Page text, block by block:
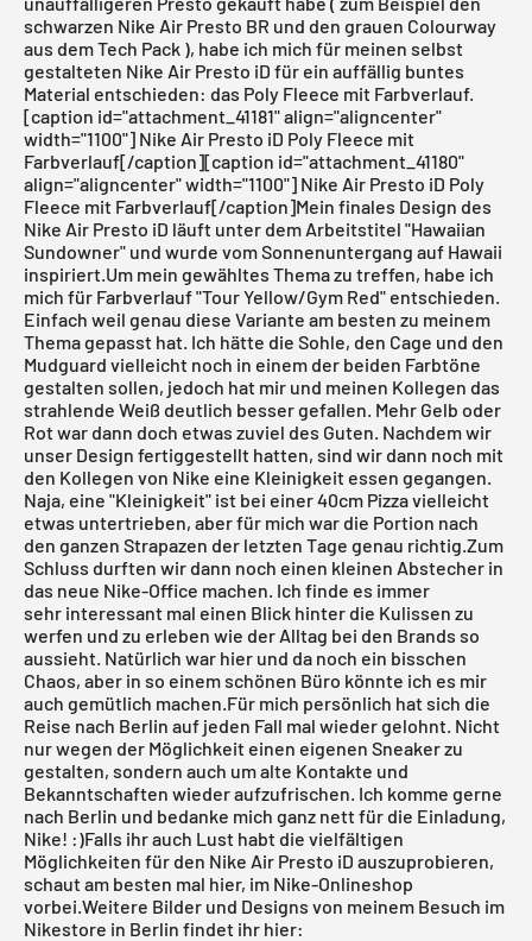
schwarzen Nike Air Presto BR und den grauen Colourway
aus demTech Pack ), habe ich mich für meinen selbst
gestalteten Nike Air Presto iD für ein auffällig buntes
Material entschieden: das Poly Fleece mit Farbverlauf.
[caption id="attachment_41181" align="aligncenter"
width="1100"] Nike Air Presto iD Poly Fleece mit
Farbverlauf[/caption][caption id="attachment_41180"
align="aligncenter" width="1100"] Nike Air Presto iD Poly
Fleece mit Farbverlauf[/caption]Mein finales Design des
Nike Air Presto iD läuft unter dem Arbeitstitel "Hawaiian
Sundowner" und wurde vom Sonnenuntergang auf Hawaii
inspiriert.Um mein gewähltes Thema zu treffen, habe ich
mich für Farbverlauf "Tour Yellow/Gym Red" entschieden.
Einfach weil genau diese Variante am besten zu meinem
Thema gepasst hat. Ich hätte die Sohle, den Cage und den
Mudguard vielleicht noch in einem der beiden Farbtöne
gestalten sollen, jedoch hat mir und meinen Kollegen das
strahlende Weiß deutlich besser gefallen. Mehr Gelb oder
Rot war dann doch etwas zuviel des Guten. Nachdem wir
unser Design fertiggestellt hatten, sind wir dann noch mit
den Kollegen von Nike eine Kleinigkeit essen gegangen.
Naja, eine "Kleinigkeit" ist bei einer 40cm Pizza vielleicht
etwas untertrieben, aber für mich war die Portion nach
den ganzen Strapazen der letzten Tage genau richtig.Zum
Schluss durften wir dann noch einen kleinen Abstecher in
das neue Nike-Office machen. Ich finde es immer
sehr interessant mal einen Blick hinter die Kulissen zu
werfen und zu erleben wie der Alltag bei den Brands so
aussieht. Natürlich war hier und da noch ein bisschen
Chaos, aber in so einem schönen Büro könnte ich es mir
auch gemütlich machen.Für mich persönlich hat sich die
Reise nach Berlin auf jeden Fall mal wieder gelohnt. Nicht
nur wegen der Möglichkeit einen eigenen Sneaker zu
gestalten, sondern auch um alte Kontakte und
Bekanntschaften wieder aufzufrischen. Ich komme gerne
nach Berlin und bedanke mich ganz nett für die Einladung,
Nike! :)Falls ihr auch Lust habt die vielfältigen
Möglichkeiten für den Nike Air Presto iD auszuprobieren,
schaut am besten mal hier, im Nike-Onlineshop
vorbei.Weitere Bilder und Designs von meinem Besuch im
Nikestore in Berlin findet ihr hier: